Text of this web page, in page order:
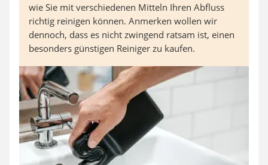
wie Sie mit verschiedenen Mitteln Ihren Abfluss
richtig reinigen können. Anmerken wollen wir
dennoch, dass es nicht zwingend ratsam ist, einen
besonders günstigen Reiniger zu kaufen.